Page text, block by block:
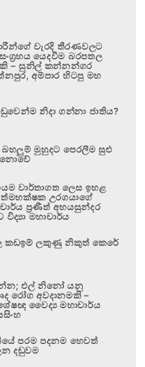
වැරදි තීරණවලට
යෙදවීම බරපතල
– සුනිල් කන්නන්ගර
අම්පාර හිටපු මහ
නිදා ගන්නා ජාතිය?
මුහුදට පෙරලීම සුළු
නොවේ
වාර්තාගත ලෙස ඉහළ
උරගයාගේ
ප්‍රණීත් අභයසුන්දර
මහාචාර්ය
කඩඉම් ලකුණු නිකුත් කෙරේ
එල් නිනෝ යනු
රෝග අවදානමකි –
වෛද්‍ය මහාචාර්ය
පරම පදනම හෙවත්
දඬුවම